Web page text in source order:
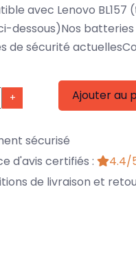
avec Lenovo
dessous)Nos batteries
de sécurité
+ Ajouter au
sécurisé
d'avis certifiés :
4.4/
de livraison et